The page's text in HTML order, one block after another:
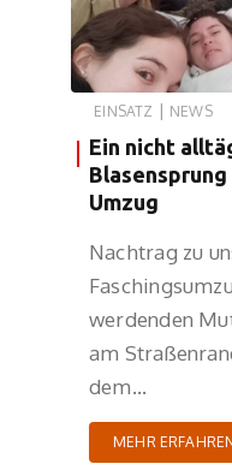
EINSATZ | NEWS
Ein nicht
Umzug
Nachtrag zu
werdenden
am
dem…
MEHR